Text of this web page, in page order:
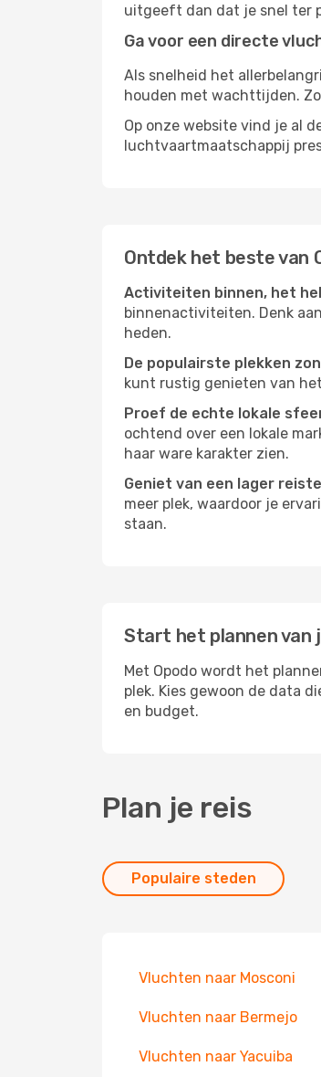
uitgeeft dan dat je snel ter
Ga voor een directe
Als snelheid het
houden met wachttijden.
Op onze website vind je al
luchtvaartmaatschappij
Ontdek het beste van
Activiteiten binnen, het
binnenactiviteiten. Denk
heden.
De populairste plekken
kunt rustig genieten van
Proef de echte lokale
ochtend over een lokale
haar ware karakter zien.
Geniet van een lager
meer plek, waardoor je
staan.
Start het plannen van
Met Opodo wordt het
plek. Kies gewoon de data
en budget.
Plan je reis
Populaire steden
Vluchten naar Mosconi
Vluchten naar Bermejo
Vluchten naar Yacuiba